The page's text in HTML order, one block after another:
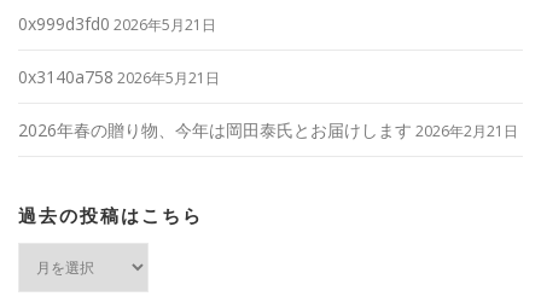
0x999d3fd0 2026年5月21日
0x3140a758 2026年5月21日
2026年春の贈り物、今年は岡田泰氏とお届けします 2026年2月21日
過去の投稿はこちら